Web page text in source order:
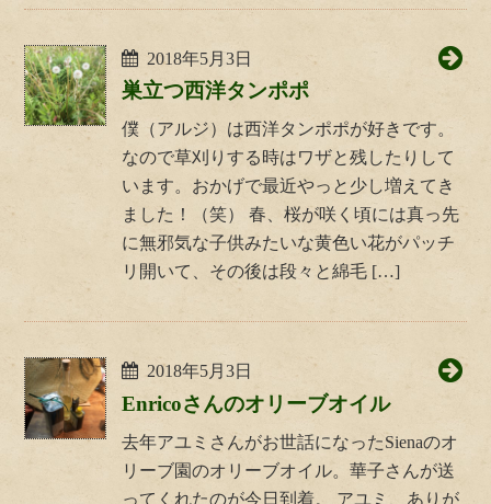
2018年5月3日
巣立つ西洋タンポポ
僕（アルジ）は西洋タンポポが好きです。
なので草刈りする時はワザと残したりして
います。おかげで最近やっと少し増えてき
ました！（笑） 春、桜が咲く頃には真っ先
に無邪気な子供みたいな黄色い花がパッチ
リ開いて、その後は段々と綿毛 […]
2018年5月3日
Enricoさんのオリーブオイル
去年アユミさんがお世話になったSienaのオ
リーブ園のオリーブオイル。華子さんが送
ってくれたのが今日到着。 アユミ、ありが